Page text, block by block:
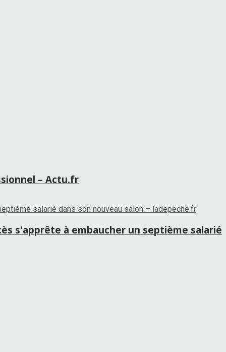
– Actu.fr
s'apprête à embaucher un septième salarié